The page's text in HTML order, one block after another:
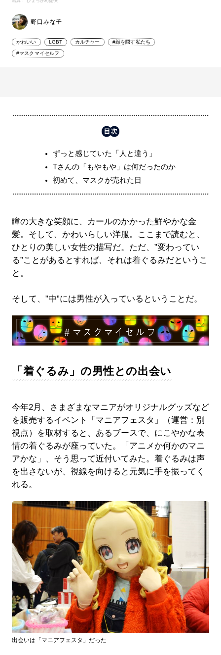
野口みな子
かわいい LGBT カルチャー #顔を隠す私たち
#マスクマイセルフ
ずっと感じていた「人と違う」
Tさんの「もやもや」は何だったのか
初めて、マスクが売れた日
瞳の大きな笑顔に、カールのかかった鮮やかな金
髪。そして、かわいらしい洋服。ここまで読むと、
ひとりの美しい女性の描写だ。ただ、”変わってい
る”ことがあるとすれば、それは着ぐるみだというこ
と。
そして、”中”には男性が入っているということだ。
「着ぐるみ」の男性との出会い
今年2月、さまざまなマニアがオリジナルグッズなど
を販売するイベント「マニアフェスタ」（運営：別
視点）を取材すると、あるブースで、にこやかな表
情の着ぐるみが座っていた。「アニメか何かのマニ
アかな」、そう思って近付いてみた。着ぐるみは声
を出さないが、視線を向けると元気に手を振ってく
れる。
出会いは「マニアフェスタ」だった